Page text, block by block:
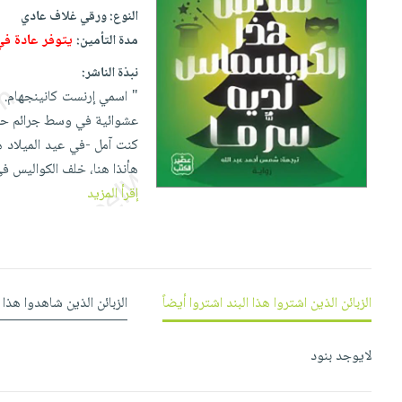
إختياراتنا
كتب
أكاديمية
صندوق
English
books
iKitab
حدود
تحميل
iKitab
Apple
أسئلة
طرحها
Android
تحميل
المواضيع
الأكثر
تعليمية
صندوق
القراءةالكل
وتصفيف
العناية
الكل
أواني
الطهي
متجر
الهدايا
أقسام
النوع:ورقي غلاف عادي
مدة التأمين:يتوفر عادة في
نبذة الناشر:
" اسمي إرنست
عشوائية في وسط جرائم
كنت آمل -في عيد
هأنذا هنا، خلف الكواليس
إقرأ المزيد
الزبائن الذين اشتروا هذا البند اشتروا أيضاً الزبائن الذين شاهدوا
لايوجد بنود